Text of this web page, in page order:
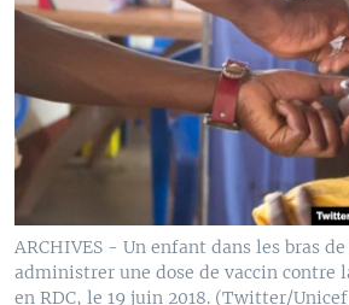
ARCHIVES - Un enfant dans les bras
administrer une dose de vaccin contre
en RDC, le 19 juin 2018. (Twitter/